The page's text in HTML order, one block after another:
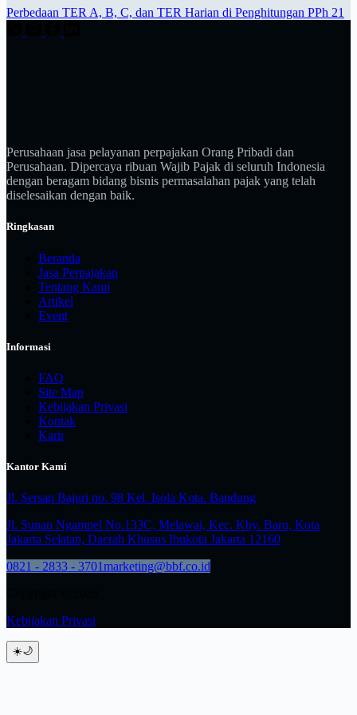
Perbedaan TER A, B, C, dan TER Harian di Penghitungan PPh 21
Perusahaan jasa pelayanan perpajakan Orang Pribadi dan
Perusahaan. Dipercaya ribuan Wajib Pajak di seluruh Indonesia
dengan beragam bidang bisnis permasalahan pajak yang telah
diselesaikan dengan baik.
Ringkasan
Beranda
Jasa Perpajakan
Tentang Kami
Artikel
Event
Informasi
FAQ
Site Map
Kebijakan Privasi
Kontak
Karir
Kantor Kami
Jl. Sersan Bajuri no. 98 Kel. Isola Kota. Bandung
Jl. Sunan Ngampel No.133C, Melawai, Kec. Kby. Baru, Kota
Jakarta Selatan, Daerah Khusus Ibukota Jakarta 12160
0821 - 2833 - 3701marketing@bbf.co.id
Kebijakan Privasi
☀️🌙